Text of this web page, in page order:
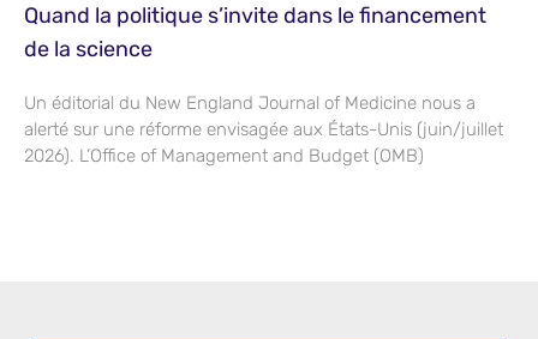
Quand la politique s’invite dans le financement
de la science
Un éditorial du New England Journal of Medicine nous a
alerté sur une réforme envisagée aux États-Unis (juin/juillet
2026). L’Office of Management and Budget (OMB)